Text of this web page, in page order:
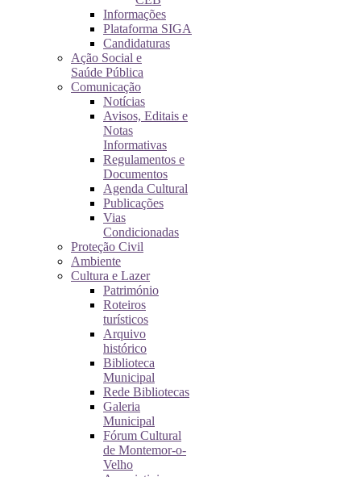
Informações
Plataforma SIGA
Candidaturas
Ação Social e
Saúde Pública
Comunicação
Notícias
Avisos, Editais e
Notas
Informativas
Regulamentos e
Documentos
Agenda Cultural
Publicações
Vias
Condicionadas
Proteção Civil
Ambiente
Cultura e Lazer
Património
Roteiros
turísticos
Arquivo
histórico
Biblioteca
Municipal
Rede Bibliotecas
Galeria
Municipal
Fórum Cultural
de Montemor-o-
Velho